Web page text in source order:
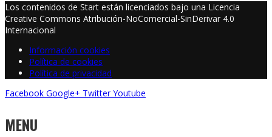
Los contenidos de Start están licenciados bajo una Licencia
Creative Commons Atribución-NoComercial-SinDerivar 4.0
Internacional
Información cookies
Política de cookies
Política de privacidad
Facebook Google+ Twitter Youtube
MENU